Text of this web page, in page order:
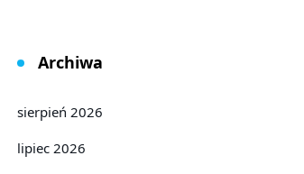
Archiwa
sierpień 2026
lipiec 2026